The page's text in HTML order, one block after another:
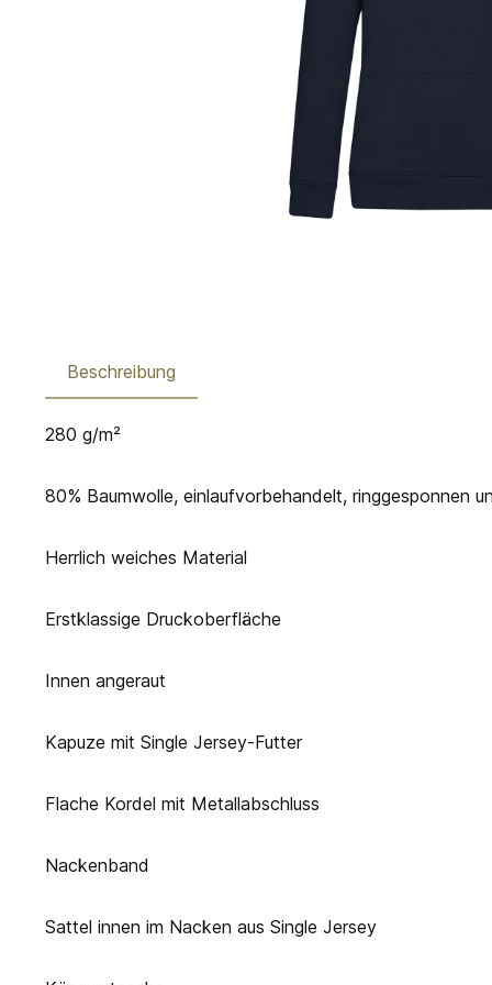
Beschreibung
280 g/m²
80% Baumwolle, einlaufvorbehandelt, ringgesponnen
Herrlich weiches Material
Erstklassige Druckoberfläche
Innen angeraut
Kapuze mit Single Jersey-Futter
Flache Kordel mit Metallabschluss
Nackenband
Sattel innen im Nacken aus Single Jersey